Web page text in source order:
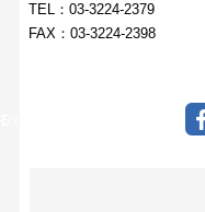
TEL：03-3224-2379
FAX：03-3224-2398